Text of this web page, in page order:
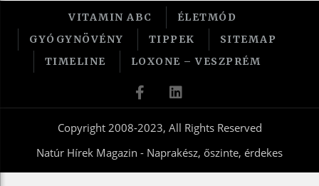
VITAMIN ABC
ÉLETMÓD
GYÓGYNÖVÉNY
TIPPEK
SITEMAP
TIMELINE
LOXONE – VESZPRÉM
Copyright 2008-2023, All Rights Reserved
Natúr Hírek Magazin - Naprakész, őszinte, érdekes